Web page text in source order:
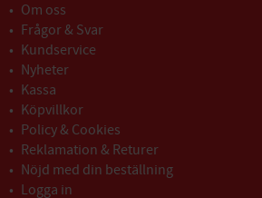
Om oss
Frågor & Svar
Kundservice
Nyheter
Kassa
Köpvillkor
Policy & Cookies
Reklamation & Returer
Nöjd med din beställning
Logga in